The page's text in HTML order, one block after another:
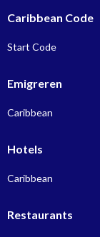
Caribbean Code
Start Code
Emigreren
Caribbean
Hotels
Caribbean
Restaurants